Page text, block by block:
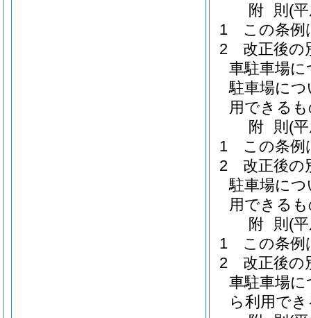
附 則 (
1
この条例
2
改正後の
車駐車場に
駐車場に
用できる
附 則 (
1
この条例
2
改正後の
駐車場に
用できる
附 則 (
1
この条例
2
改正後の
車駐車場
ら利用で